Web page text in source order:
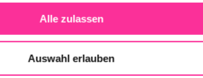
Alle zulassen
Auswahl erlauben
München?
Olympiapark ist eine der größten
Deutschlands und bietet Platz für
und Besucher.